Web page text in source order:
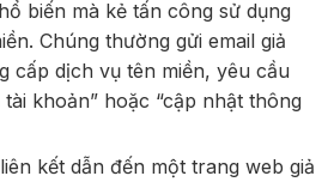
biến mà kẻ tấn công sử dụng
Chúng thường gửi email giả
cấp dịch vụ tên miền, yêu cầu
khoản” hoặc “cập nhật thông
kết dẫn đến một trang web giả